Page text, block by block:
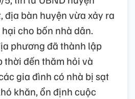
địa bàn huyện vừa xảy ra
cho bốn nhà dân.
phương đã thành lập
đến thăm hỏi và
gia đình có nhà bị sạt
khăn, ổn định cuộc